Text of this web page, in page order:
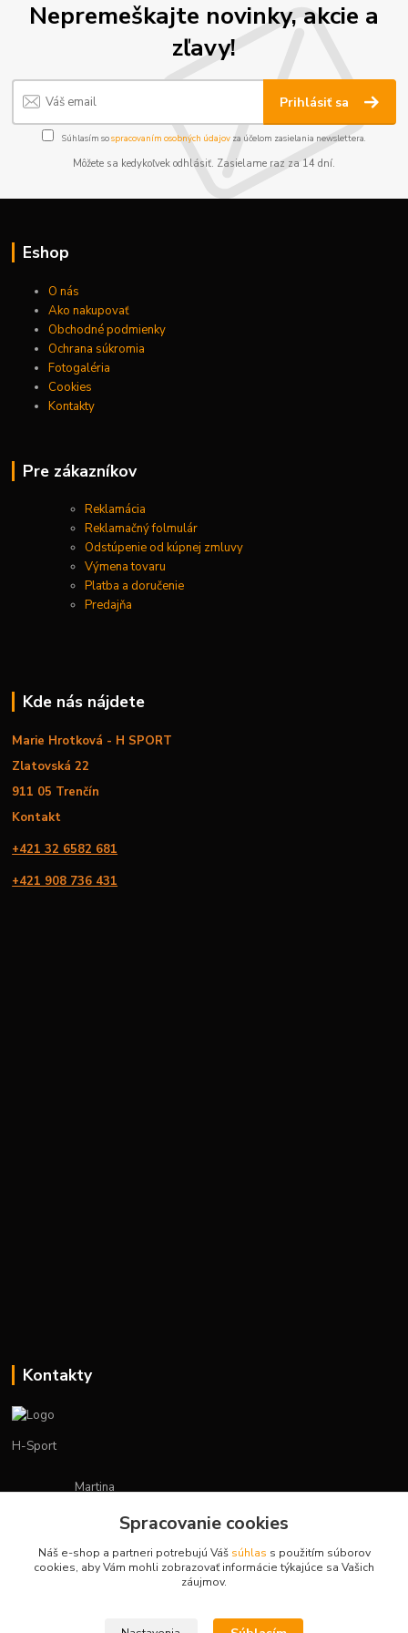
Nepremeškajte novinky, akcie a
zľavy!
Prihlásiť sa
Súhlasím sospracovaním osobných údajov za účelom zasielania newslettera.
Môžete sa kedykoľvek odhlásiť. Zasielame raz za 14 dní.
Eshop
O nás
Ako nakupovať
Obchodné podmienky
Ochrana súkromia
Fotogaléria
Cookies
Kontakty
Pre zákazníkov
Reklamácia
Reklamačný folmulár
Odstúpenie od kúpnej zmluvy
Výmena tovaru
Platba a doručenie
Predajňa
Kde nás nájdete
Marie Hrotková - H SPORT
Zlatovská 22
911 05 Trenčín
Kontakt
+421 32 6582 681
+421 908 736 431
Kontakty
H-Sport
Martina
(Po-Pia, 7-15 hod.)
obchod.hsport@gmail.com
Spracovanie cookies
Náš e-shop a partneri potrebujú Váš súhlas s použitím súborov
cookies, aby Vám mohli zobrazovať informácie týkajúce sa Vašich
záujmov.